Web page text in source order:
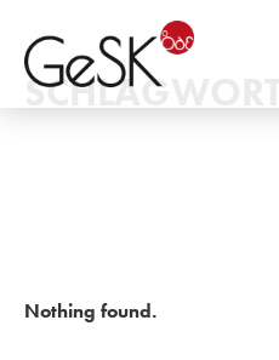
SCHLAGWORT:
Nothing found.